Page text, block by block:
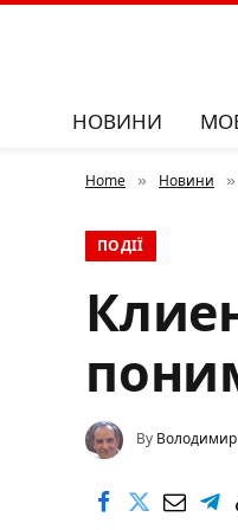
НОВИНИ
Home » Новини »
ПОДІЇ
By Володимир